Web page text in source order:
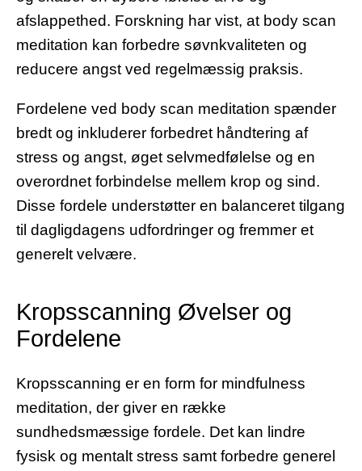
afslappethed. Forskning har vist, at body scan
meditation kan forbedre søvnkvaliteten og
reducere angst ved regelmæssig praksis.
Fordelene ved body scan meditation spænder
bredt og inkluderer forbedret håndtering af
stress og angst, øget selvmedfølelse og en
overordnet forbindelse mellem krop og sind.
Disse fordele understøtter en balanceret tilgang
til dagligdagens udfordringer og fremmer et
generelt velvære.
Kropsscanning Øvelser og
Fordelene
Kropsscanning er en form for mindfulness
meditation, der giver en række
sundhedsmæssige fordele. Det kan lindre
fysisk og mentalt stress samt forbedre generel